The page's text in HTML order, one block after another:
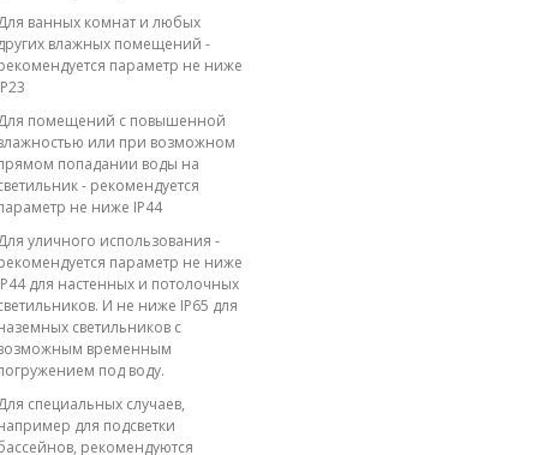
ванных комнат и любых
влажных помещений -
параметр не ниже
помещений с повышенной
или при возможном
попадании воды на
- рекомендуется
не ниже IP44
уличного использования -
параметр не ниже
для настенных и потолочных
И не ниже IP65 для
светильников с
временным
под воду.
специальных случаев,
для подсветки
рекомендуются